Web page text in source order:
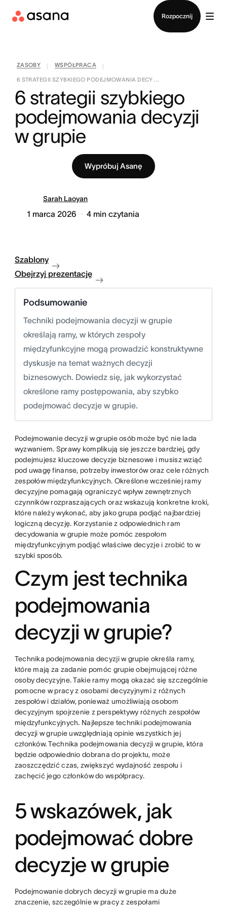
Rozpocznij
ZASOBY WSPÓŁPRACA
6 STRATEGII SZYBKIEGO PODEJMOWANIA DECY ...
6 strategii szybkiego
podejmowania decyzji
w grupie
Wypróbuj Asanę
Sarah Laoyan
1 marca 2026 4 min czytania
Szablony
Obejrzyj prezentację
Podsumowanie
Techniki podejmowania decyzji w grupie
określają ramy, w których zespoły
międzyfunkcyjne mogą prowadzić konstruktywne
dyskusje na temat ważnych decyzji
biznesowych. Dowiedz się, jak wykorzystać
określone ramy postępowania, aby szybko
podejmować decyzje w grupie.
Podejmowanie decyzji w grupie osób może być nie lada
wyzwaniem. Sprawy komplikują się jeszcze bardziej, gdy
podejmujesz kluczowe decyzje biznesowe i musisz wziąć
pod uwagę finanse, potrzeby inwestorów oraz cele różnych
zespołów międzyfunkcyjnych. Określone wcześniej ramy
decyzyjne pomagają ograniczyć wpływ zewnętrznych
czynników rozpraszających oraz wskazują konkretne kroki,
które należy wykonać, aby jako grupa podjąć najbardziej
logiczną decyzję. Korzystanie z odpowiednich ram
decydowania w grupie może pomóc zespołom
międzyfunkcyjnym podjąć właściwe decyzje i zrobić to w
szybki sposób.
Czym jest technika
podejmowania
decyzji w grupie?
Technika podejmowania decyzji w grupie określa ramy,
które mają za zadanie pomóc grupie obejmującej różne
osoby decyzyjne. Takie ramy mogą okazać się szczególnie
pomocne w pracy z osobami decyzyjnymi z różnych
zespołów i działów, ponieważ umożliwiają osobom
decyzyjnym spojrzenie z perspektywy różnych zespołów
międzyfunkcyjnych. Najlepsze techniki podejmowania
decyzji w grupie uwzględniają opinie wszystkich jej
członków. Technika podejmowania decyzji w grupie, która
będzie odpowiednio dobrana do projektu, może
zaoszczędzić czas, zwiększyć wydajność zespołu i
zachęcić jego członków do współpracy.
5 wskazówek, jak
podejmować dobre
decyzje w grupie
Podejmowanie dobrych decyzji w grupie ma duże
znaczenie, szczególnie w pracy z zespołami